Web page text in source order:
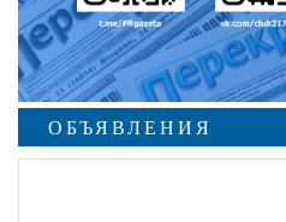
ОБЪЯВЛЕНИЯ